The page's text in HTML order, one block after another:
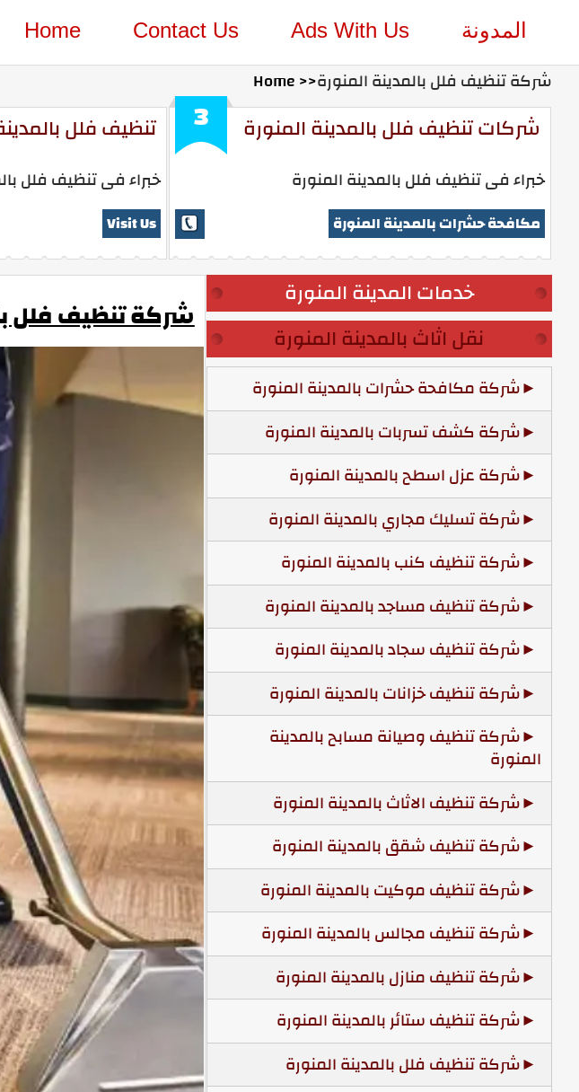
Home Contact Us Ads With Us المدونة
Home >>شركة تنظيف فلل بالمدينة المنورة
تنظيف فلل
خبراء فى تنظيف فلل
Visit Us
3 شركات تنظيف فلل بالمدينة المنورة
خبراء فى تنظيف فلل بالمدينة المنورة
مكافحة حشرات بالمدينة المنورة
شركة تنظيف فلل
خدمات المدينة المنورة
نقل اثاث بالمدينة المنورة
شركة مكافحة حشرات بالمدينة المنورة
شركة كشف تسربات بالمدينة المنورة
شركة عزل اسطح بالمدينة المنورة
شركة تسليك مجاري بالمدينة المنورة
شركة تنظيف كنب بالمدينة المنورة
شركة تنظيف مساجد بالمدينة المنورة
شركة تنظيف سجاد بالمدينة المنورة
شركة تنظيف خزانات بالمدينة المنورة
شركة تنظيف وصيانة مسابح بالمدينة
المنورة
شركة تنظيف الاثاث بالمدينة المنورة
شركة تنظيف شقق بالمدينة المنورة
شركة تنظيف موكيت بالمدينة المنورة
شركة تنظيف مجالس بالمدينة المنورة
شركة تنظيف منازل بالمدينة المنورة
شركة تنظيف ستائر بالمدينة المنورة
شركة تنظيف فلل بالمدينة المنورة